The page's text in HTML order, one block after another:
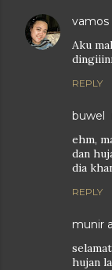
vamos
Aku
REPLY
buwel
ehm,
dan
dia
REPLY
munir
hujan